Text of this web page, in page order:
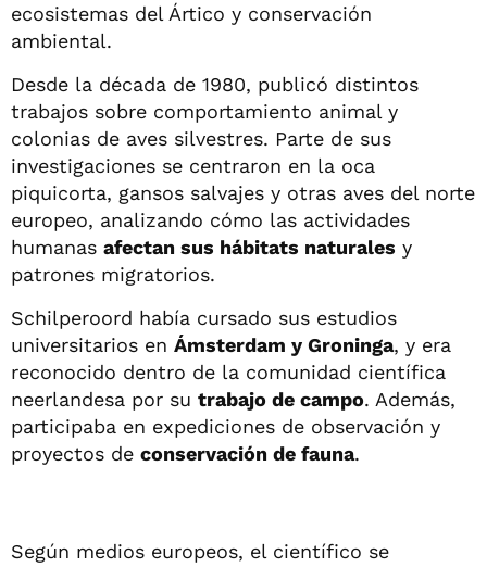
ecosistemas del Ártico y conservación
ambiental.
Desde la década de 1980, publicó distintos
trabajos sobre comportamiento animal y
colonias de aves silvestres. Parte de sus
investigaciones se centraron en la oca
piquicorta, gansos salvajes y otras aves del norte
europeo, analizando cómo las actividades
humanas afectan sus hábitats naturales y
patrones migratorios.
Schilperoord había cursado sus estudios
universitarios en Ámsterdam y Groninga, y era
reconocido dentro de la comunidad científica
neerlandesa por su trabajo de campo. Además,
participaba en expediciones de observación y
proyectos de conservación de fauna.
Según medios europeos, el científico se